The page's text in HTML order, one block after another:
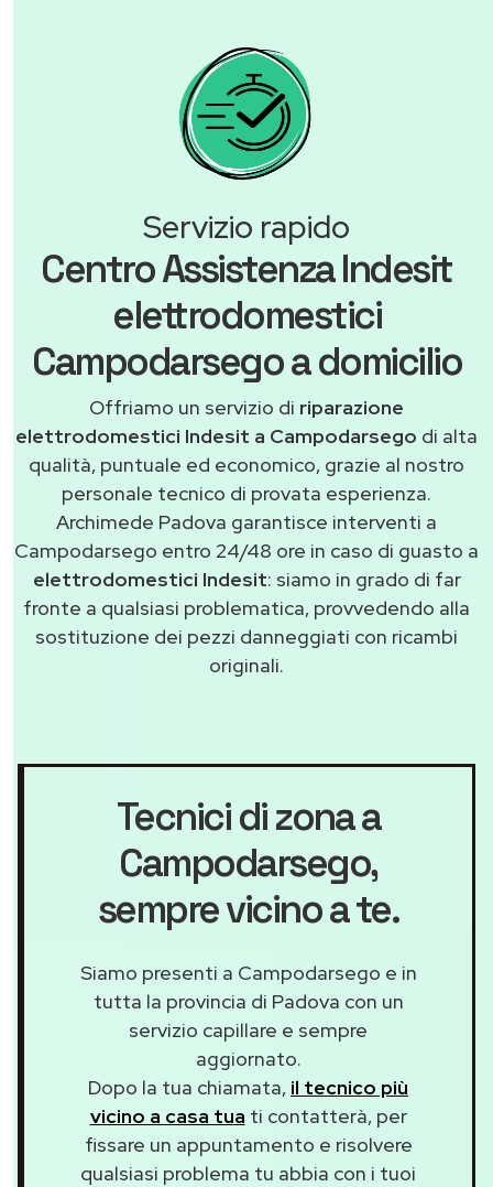
Servizio rapido
Centro Assistenza Indesit
elettrodomestici
Campodarsego a domicilio
Offriamo un servizio di riparazione
elettrodomestici Indesit a Campodarsego di alta
qualità, puntuale ed economico, grazie al nostro
personale tecnico di provata esperienza.
Archimede Padova garantisce interventi a
Campodarsego entro 24/48 ore in caso di guasto a
elettrodomestici Indesit: siamo in grado di far
fronte a qualsiasi problematica, provvedendo alla
sostituzione dei pezzi danneggiati con ricambi
originali.
Tecnici di zona a
Campodarsego,
sempre vicino a te.
Siamo presenti a Campodarsego e in
tutta la provincia di Padova con un
servizio capillare e sempre
aggiornato.
Dopo la tua chiamata, il tecnico più
vicino a casa tua ti contatterà, per
fissare un appuntamento e risolvere
qualsiasi problema tu abbia con i tuoi